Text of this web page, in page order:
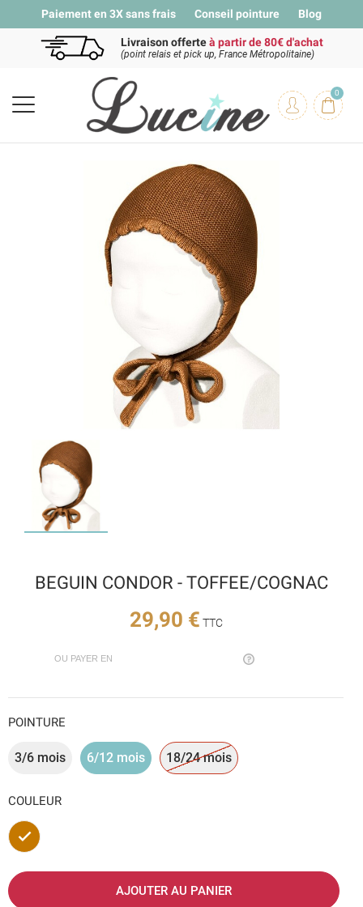
Paiement en 3X sans frais Conseil pointure Blog
Livraison offerteà partir de 80€ d'achat
(point relais et pick up, France Métropolitaine)
0
BEGUIN CONDOR - TOFFEE/COGNAC
29,90 € TTC
OU PAYER EN
POINTURE
3/6 mois 6/12 mois 18/24 mois
COULEUR
Marron
AJOUTER AU PANIER